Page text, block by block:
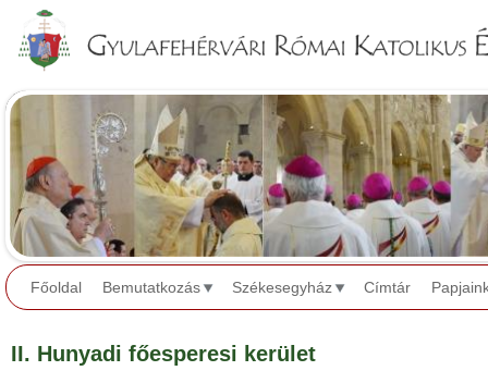
Főoldal Bemutatkozás Székesegyház Címtár
II. Hunyadi főesperesi kerület